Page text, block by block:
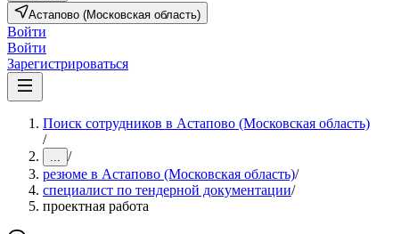
Астапово (Московская область)
Войти
Войти
Зарегистрироваться
Поиск сотрудников в Астапово (Московская область)
/
... /
резюме в Астапово (Московская область)/
специалист по тендерной документации/
проектная работа